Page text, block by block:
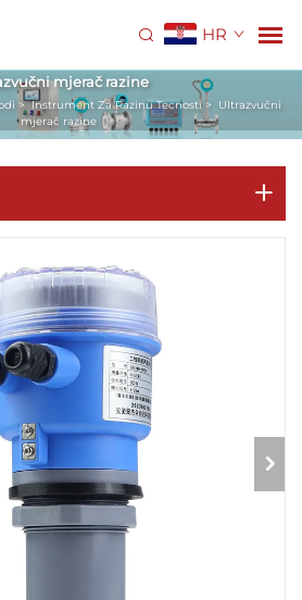
HR
mjerač razine
>Instrument Za Razinu Tecnosti> Ultrazvučni
mjerač razine